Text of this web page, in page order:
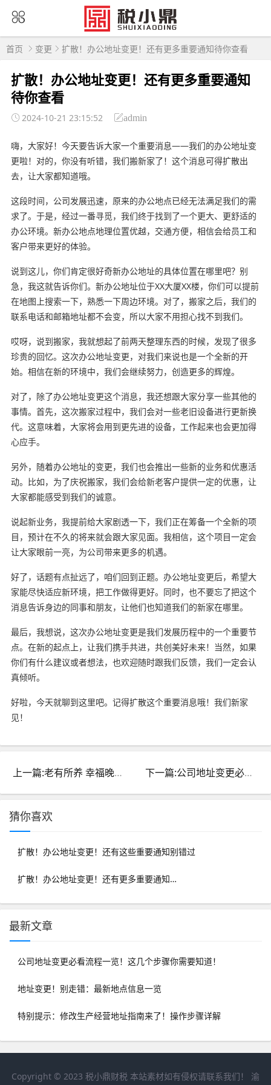
首页 变更 扩散！办公地址变更！还有更多重要通知待你查看
扩散！办公地址变更！还有更多重要通知
待你查看
2024-10-21 23:15:52 admin
嗨，大家好！今天要告诉大家一个重要消息——我们的办公地址变
更啦！对的，你没有听错，我们搬新家了！这个消息可得扩散出
去，让大家都知道哦。
这段时间，公司发展迅速，原来的办公地点已经无法满足我们的需
求了。于是，经过一番寻觅，我们终于找到了一个更大、更舒适的
办公环境。新办公地点地理位置优越，交通方便，相信会给员工和
客户带来更好的体验。
说到这儿，你们肯定很好奇新办公地址的具体位置在哪里吧？别
急，我这就告诉你们。新办公地址位于XX大厦XX楼，你们可以提前
在地图上搜索一下，熟悉一下周边环境。对了，搬家之后，我们的
联系电话和邮箱地址都不会变，所以大家不用担心找不到我们。
哎呀，说到搬家，我就想起了前两天整理东西的时候，发现了很多
珍贵的回忆。这次办公地址变更，对我们来说也是一个全新的开
始。相信在新的环境中，我们会继续努力，创造更多的辉煌。
对了，除了办公地址变更这个消息，我还想跟大家分享一些其他的
事情。首先，这次搬家过程中，我们会对一些老旧设备进行更新换
代。这意味着，大家将会用到更先进的设备，工作起来也会更加得
心应手。
另外，随着办公地址的变更，我们也会推出一些新的业务和优惠活
动。比如，为了庆祝搬家，我们会给新老客户提供一定的优惠，让
大家都能感受到我们的诚意。
说起新业务，我提前给大家剧透一下，我们正在筹备一个全新的项
目，预计在不久的将来就会跟大家见面。我相信，这个项目一定会
让大家眼前一亮，为公司带来更多的机遇。
好了，话题有点扯远了，咱们回到正题。办公地址变更后，希望大
家能尽快适应新环境，把工作做得更好。同时，也不要忘了把这个
消息告诉身边的同事和朋友，让他们也知道我们的新家在哪里。
最后，我想说，这次办公地址变更是我们发展历程中的一个重要节
点。在新的起点上，让我们携手共进，共创美好未来！当然，如果
你们有什么建议或者想法，也欢迎随时跟我们反馈，我们一定会认
真倾听。
好啦，今天就聊到这里吧。记得扩散这个重要消息哦！我们新家
见！
上一篇:老有所养 幸福晚年：揭秘养老院里的幸福生活 下一篇:公司地址变更必看流程一览！这几个步骤你需要知道！
猜你喜欢
扩散！办公地址变更！还有这些重要通知别错过
扩散！办公地址变更！还有更多重要通知…
最新文章
公司地址变更必看流程一览！这几个步骤你需要知道！
地址变更！别走错：最新地点信息一览
特别提示：修改生产经营地址指南来了！操作步骤详解
Copyright © 2023 税小鼎财税 本站素材如有侵权请联系我们！ 渝